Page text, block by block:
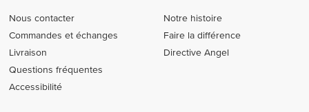
Nous contacter
Commandes et échanges
Livraison
Questions fréquentes
Accessibilité
Notre histoire
Faire la différence
Directive Angel